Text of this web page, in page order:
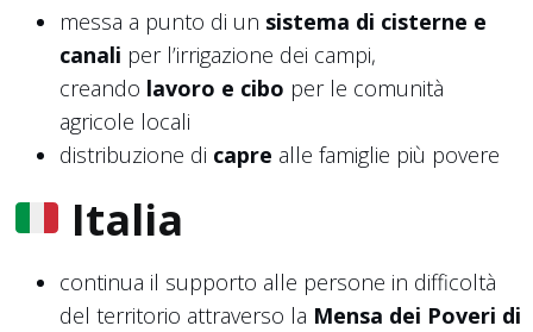
messa a punto di un sistema di cisterne e
canali per l’irrigazione dei campi,
creando lavoro e cibo per le comunità
agricole locali
distribuzione di capre alle famiglie più povere
Italia
continua il supporto alle persone in difficoltà
del territorio attraverso la Mensa dei Poveri di